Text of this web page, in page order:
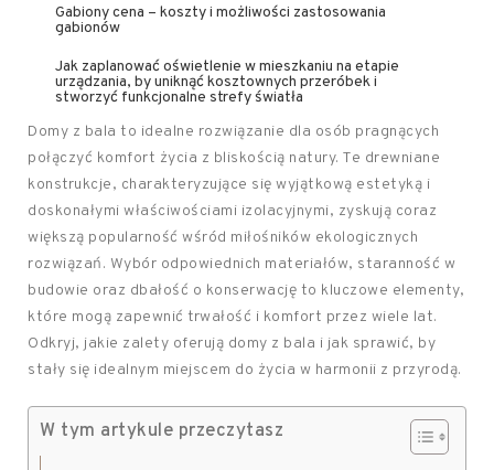
Gabiony cena – koszty i możliwości zastosowania
gabionów
Jak zaplanować oświetlenie w mieszkaniu na etapie
urządzania, by uniknąć kosztownych przeróbek i
stworzyć funkcjonalne strefy światła
Domy z bala to idealne rozwiązanie dla osób pragnących
połączyć komfort życia z bliskością natury. Te drewniane
konstrukcje, charakteryzujące się wyjątkową estetyką i
doskonałymi właściwościami izolacyjnymi, zyskują coraz
większą popularność wśród miłośników ekologicznych
rozwiązań. Wybór odpowiednich materiałów, staranność w
budowie oraz dbałość o konserwację to kluczowe elementy,
które mogą zapewnić trwałość i komfort przez wiele lat.
Odkryj, jakie zalety oferują domy z bala i jak sprawić, by
stały się idealnym miejscem do życia w harmonii z przyrodą.
W tym artykule przeczytasz